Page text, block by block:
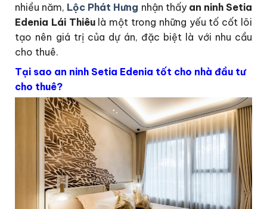
nhiều năm, Lộc Phát Hưng nhận thấy an ninh Setia
Edenia Lái Thiêulà một trong những yếu tố cốt lõi
tạo nên giá trị của dự án, đặc biệt là với nhu cầu
cho thuê.
Tại sao an ninh Setia Edenia tốt cho nhà đầu tư
cho thuê?